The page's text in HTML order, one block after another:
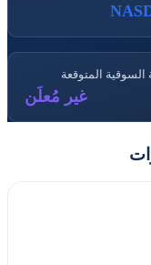
السوقية المتوقعة
غير مُعلَن